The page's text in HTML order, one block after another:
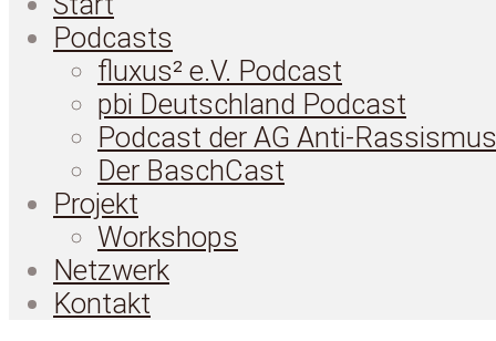
Podcasts
fluxus² e.V. Podcast
pbi Deutschland Podcast
Podcast der AG Anti-Rassismus
Der BaschCast
Projekt
Workshops
Netzwerk
Kontakt